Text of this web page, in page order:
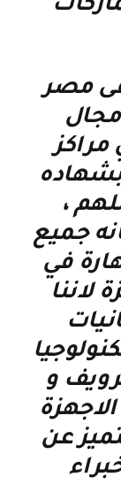
فى مصر
،
جميع
في
لاننا
و
عن